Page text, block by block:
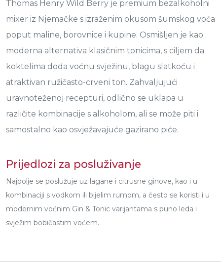
Thomas Henry Wild Berry je premium bezalkoholni
mixer iz Njemačke s izraženim okusom šumskog voća
poput maline, borovnice i kupine. Osmišljen je kao
moderna alternativa klasičnim tonicima, s ciljem da
koktelima doda voćnu svježinu, blagu slatkoću i
atraktivan ružičasto-crveni ton. Zahvaljujući
uravnoteženoj recepturi, odlično se uklapa u
različite kombinacije s alkoholom, ali se može piti i
samostalno kao osvježavajuće gazirano piće.
Prijedlozi za posluživanje
Najbolje se poslužuje uz lagane i citrusne ginove, kao i u
kombinaciji s vodkom ili bijelim rumom, a često se koristi i u
modernim voćnim Gin & Tonic varijantama s puno leda i
svježim bobičastim voćem.